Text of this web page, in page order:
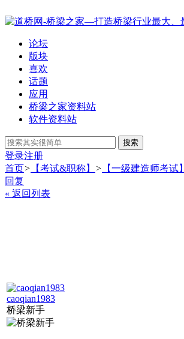
论坛
版块
喜欢
话题
应用
桥梁之家资料站
软件资料站
搜索
登录注册
首页> 【考试&职称】 > 【一级建造师考试】
回复
« 返回列表
caoqian1983
桥梁新手